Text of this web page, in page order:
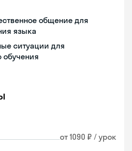
общение для
языка
ситуации для
обучения
от 1090 ₽ / урок